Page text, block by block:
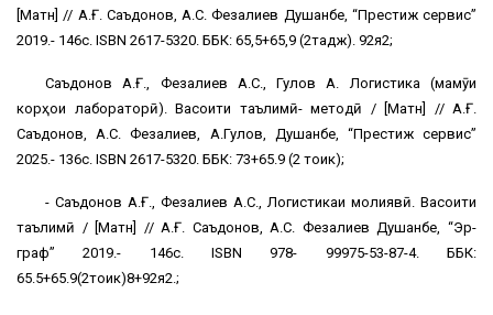
[Матн] // А.Ғ. Саъдонов, А.С. Фезалиев Душанбе, “Престиж сервис”
2019.- 146с. ISBN 2617-5320. ББК: 65,5+65,9 (2тадж). 92я2;
Саъдонов А.Ғ., Фезалиев А.С., Гулов А. Логистика (маҷмӯи
корҳои лабораторӣ). Васоити таълимӣ- методӣ / [Матн] // А.Ғ.
Саъдонов, А.С. Фезалиев, А.Гулов, Душанбе, “Престиж сервис”
2025.- 136с. ISBN 2617-5320. ББК: 73+65.9 (2 тоҷик);
- Саъдонов А.Ғ., Фезалиев А.С., Логистикаи молиявӣ. Васоити
таълимӣ / [Матн] // А.Ғ. Саъдонов, А.С. Фезалиев Душанбе, “Эр-
граф” 2019.- 146с. ISBN 978- 99975-53-87-4. ББК:
65.5+65.9(2тоҷик)8+92я2.;